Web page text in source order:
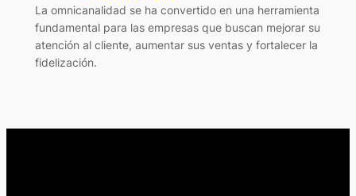
La omnicanalidad se ha convertido en una herramienta
fundamental para las empresas que buscan mejorar su
atención al cliente, aumentar sus ventas y fortalecer la
fidelización.